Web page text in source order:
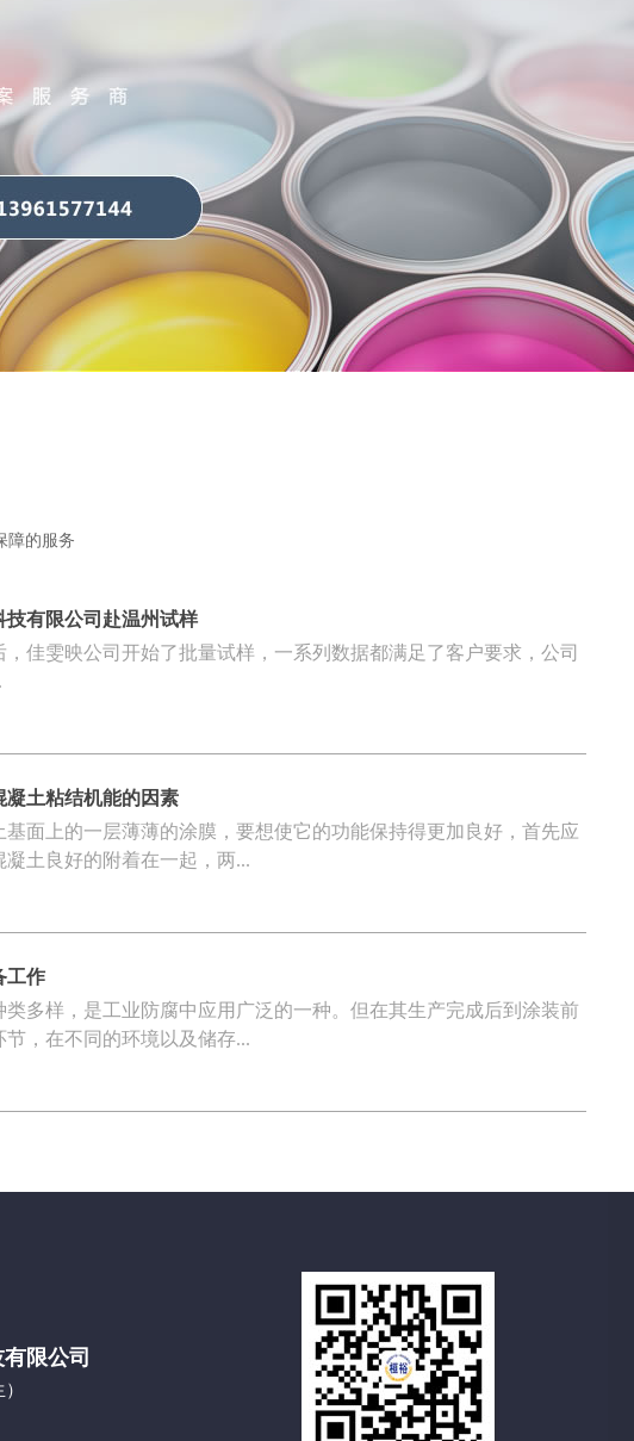
障的服务
有限公司赴温州试样
佳雯映公司开始了批量试样，一系列数据都满足了客户要求，公司
凝土粘结机能的因素
面上的一层薄薄的涂膜，要想使它的功能保持得更加良好，首先应
土良好的附着在一起，两...
工作
多样，是工业防腐中应用广泛的一种。但在其生产完成后到涂装前
，在不同的环境以及储存...
限公司